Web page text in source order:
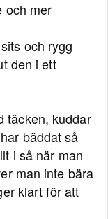
och mer
och rygg
den i ett
täcken, kuddar
bäddat så
i så när man
man inte bära
klart för att